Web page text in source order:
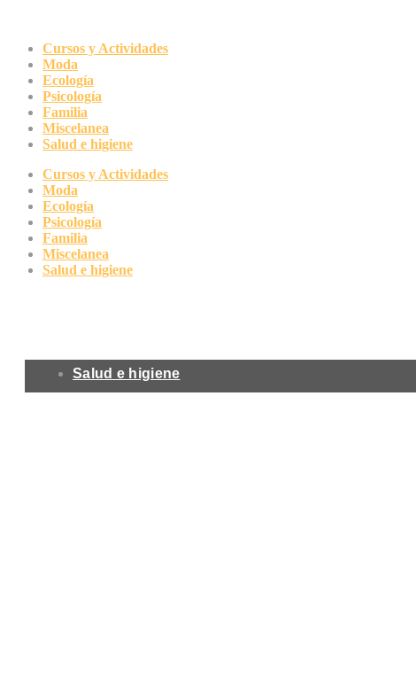
contenidoCursos y Actividades
Moda
Ecología
Psicología
Familia
Miscelanea
Salud e higiene
Cursos y Actividades
Moda
Ecología
Psicología
Familia
Miscelanea
Salud e higiene
Salud e higiene